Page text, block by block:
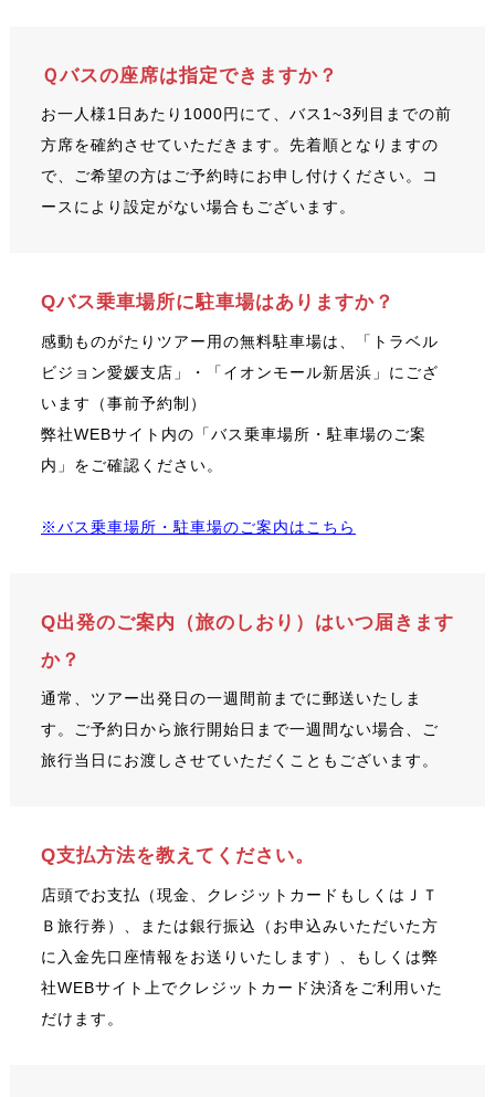
Ｑバスの座席は指定できますか？
お一人様1日あたり1000円にて、バス1~3列目までの前
方席を確約させていただきます。先着順となりますの
で、ご希望の方はご予約時にお申し付けください。コ
ースにより設定がない場合もございます。
Qバス乗車場所に駐車場はありますか？
感動ものがたりツアー用の無料駐車場は、「トラベル
ビジョン愛媛支店」・「イオンモール新居浜」にござ
います（事前予約制）
弊社WEBサイト内の「バス乗車場所・駐車場のご案
内」をご確認ください。
※バス乗車場所・駐車場のご案内はこちら
Q出発のご案内（旅のしおり）はいつ届きます
か？
通常、ツアー出発日の一週間前までに郵送いたしま
す。ご予約日から旅行開始日まで一週間ない場合、ご
旅行当日にお渡しさせていただくこともございます。
Q支払方法を教えてください。
店頭でお支払（現金、クレジットカードもしくはＪＴ
Ｂ旅行券）、または銀行振込（お申込みいただいた方
に入金先口座情報をお送りいたします）、もしくは弊
社WEBサイト上でクレジットカード決済をご利用いた
だけます。